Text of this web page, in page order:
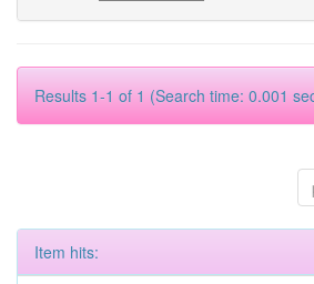
Results 1-1 of 1 (Search time: 0.001
Item hits: